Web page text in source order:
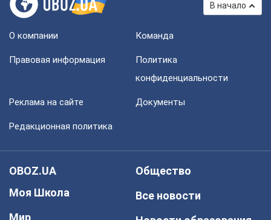
В начало
О компании Команда
Правовая информация
Политика
конфиденциальности
Реклама на сайте Документы
Редакционная политика
OBOZ.UA
Моя Школа
Мир
Общество
Все новости